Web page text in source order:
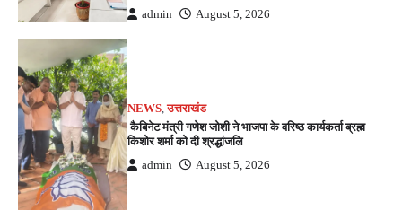
admin August 5, 2026
NEWS ,उत्तराखंड
कैबिनेट मंत्री गणेश जोशी ने भाजपा के वरिष्ठ कार्यकर्ता ब्रह्म
किशोर शर्मा को दी श्रद्धांजलि
admin August 5, 2026